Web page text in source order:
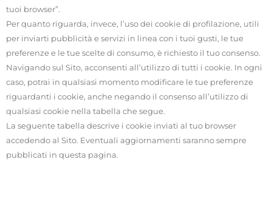
tuoi browser”.
Per quanto riguarda, invece, l’uso dei cookie di profilazione, utili
per inviarti pubblicità e servizi in linea con i tuoi gusti, le tue
preferenze e le tue scelte di consumo, è richiesto il tuo consenso.
Navigando sul Sito, acconsenti all’utilizzo di tutti i cookie. In ogni
caso, potrai in qualsiasi momento modificare le tue preferenze
riguardanti i cookie, anche negando il consenso all’utilizzo di
qualsiasi cookie nella tabella che segue.
La seguente tabella descrive i cookie inviati al tuo browser
accedendo al Sito. Eventuali aggiornamenti saranno sempre
pubblicati in questa pagina.